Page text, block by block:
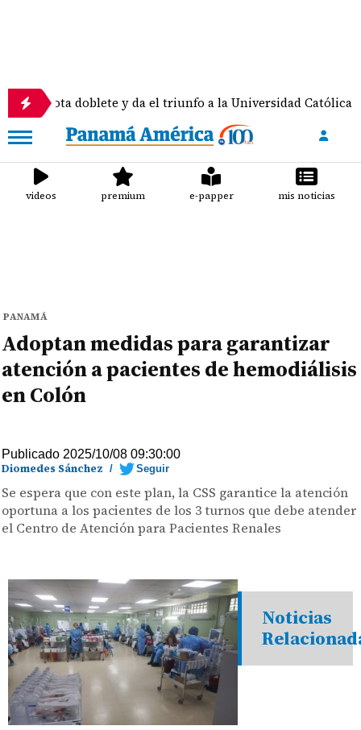
doblete y da el triunfo a la Universidad Católica
videos premium e-papper mis noticias
PANAMÁ
Adoptan medidas para garantizar
atención a pacientes de hemodiálisis
en Colón
Publicado 2025/10/08 09:30:00
Diomedes Sánchez / Seguir
Se espera que con este plan, la CSS garantice la atención
oportuna a los pacientes de los 3 turnos que debe atender
el Centro de Atención para Pacientes Renales
Noticias